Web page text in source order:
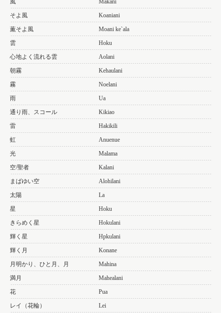
そよ風
Koaniani
薫そよ風
Moani ke`ala
雲
Hoku
心地よく流れる雲
Aolani
朝霧
Kehaulani
霧
Noelani
雨
Ua
通り雨、スコール
Kikiao
雷
Hakikili
虹
Anuenue
光
Malama
空/聖者
Kalani
まばゆい空
Alohilani
太陽
La
星
Hoku
きらめく星
Hokulani
輝く星
Hpkulani
輝く月
Konane
月明かり、ひと月、月
Mahina
満月
Mahealani
花
Pua
レイ（花輪）
Lei